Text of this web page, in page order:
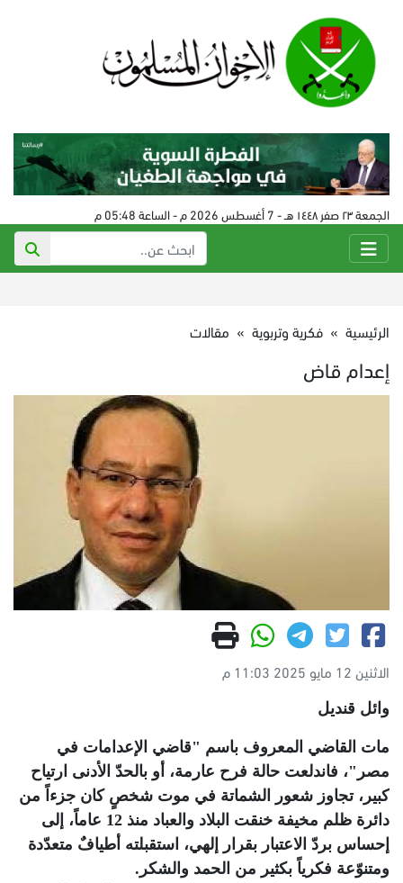
الجمعة ٢٣ صفر ١٤٤٨ هـ - 7 أغسطس 2026 م - الساعة 05:48 م
الرئيسية » فكرية وتربوية » مقالات
إعدام قاض
الاثنين 12 مايو 2025 11:03 م
وائل قنديل
مات القاضي المعروف باسم "قاضي الإعدامات في
مصر"، فاندلعت حالة فرح عارمة، أو بالحدّ الأدنى ارتياح
كبير، تجاوز شعور الشماتة في موت شخصٍ كان جزءاً من
دائرة ظلم مخيفة خنقت البلاد والعباد منذ 12 عاماً، إلى
إحساس بردّ الاعتبار بقرار إلهي، استقبلته أطيافٌ متعدّدة
ومتنوّعة فكرياً بكثير من الحمد والشكر.